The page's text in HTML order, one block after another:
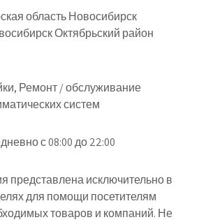
область Новосибирск
Октябрьский район
Ремонт / обслуживание
систем
с 08:00 до 22:00
представлена исключительно в
для помощи посетителям
товаров и компаний. Не